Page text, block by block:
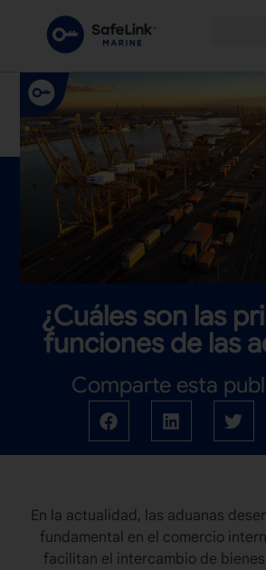
¿Cuáles son las
funciones de las
Comparte esta
En la actualidad, las aduanas
fundamental en el comercio
facilitan el intercambio de